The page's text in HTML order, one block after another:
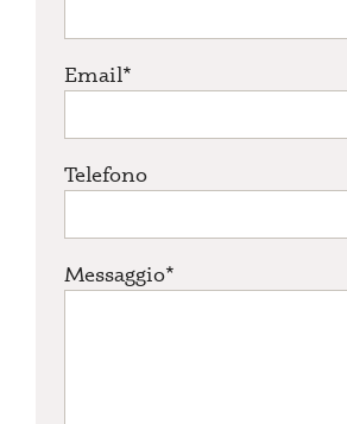
Email*
Telefono
Messaggio*